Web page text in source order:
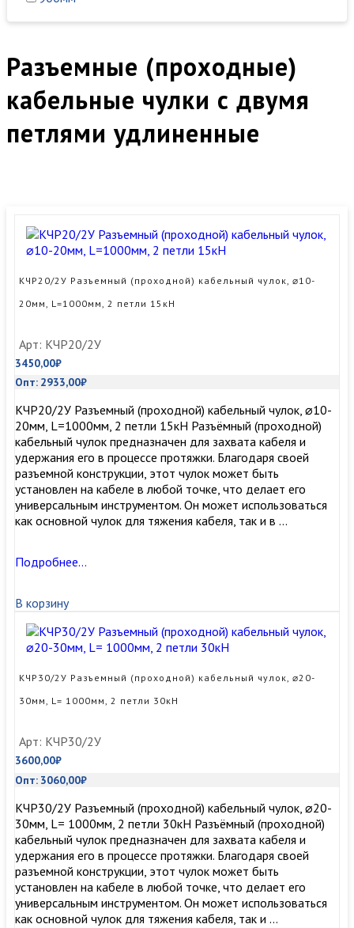
Разъемные (проходные)
кабельные чулки с двумя
петлями удлиненные
КЧР20/2У Разъемный (проходной) кабельный чулок, ⌀10-
20мм, L=1000мм, 2 петли 15кН
Арт: КЧР20/2У
3450,00₽
Опт: 2933,00₽
КЧР20/2У Разъемный (проходной) кабельный чулок, ⌀10-
20мм, L=1000мм, 2 петли 15кН Разъёмный (проходной)
кабельный чулок предназначен для захвата кабеля и
удержания его в процессе протяжки. Благодаря своей
разъемной конструкции, этот чулок может быть
установлен на кабеле в любой точке, что делает его
универсальным инструментом. Он может использоваться
как основной чулок для тяжения кабеля, так и в …
КЧР20/2У
кабельный
чулок,
⌀10-
20мм,
L=1000мм,
петли
Подробнее…
В корзину
КЧР30/2У Разъемный (проходной) кабельный чулок, ⌀20-
30мм, L= 1000мм, 2 петли 30кН
Арт: КЧР30/2У
3600,00₽
Опт: 3060,00₽
КЧР30/2У Разъемный (проходной) кабельный чулок, ⌀20-
30мм, L= 1000мм, 2 петли 30кН Разъёмный (проходной)
кабельный чулок предназначен для захвата кабеля и
удержания его в процессе протяжки. Благодаря своей
разъемной конструкции, этот чулок может быть
установлен на кабеле в любой точке, что делает его
универсальным инструментом. Он может использоваться
как основной чулок для тяжения кабеля, так и …